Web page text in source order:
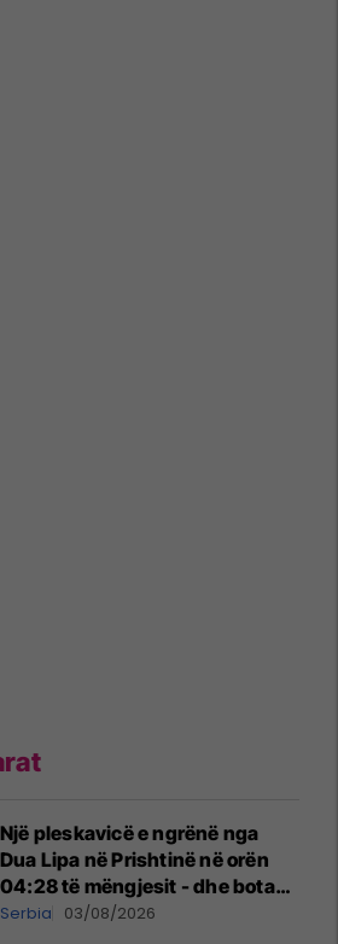
Një pleskavicë e ngrënë nga
Dua Lipa në Prishtinë në orën
04:28 të mëngjesit - dhe bota
digjitale serbe shpall gjendjen e
Serbia 03/08/2026